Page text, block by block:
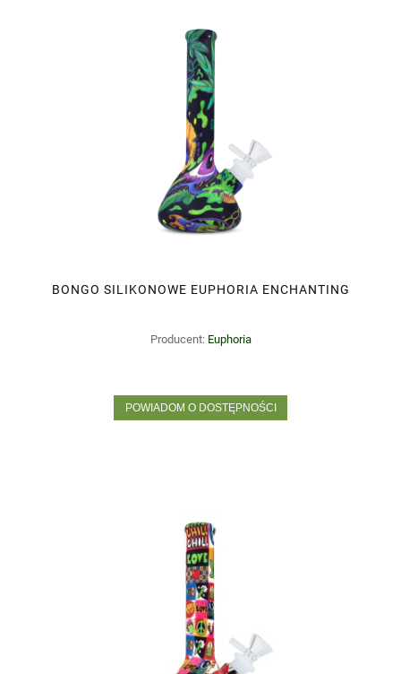
BONGO SILIKONOWE EUPHORIA ENCHANTING
Producent: Euphoria
POWIADOM O DOSTĘPNOŚCI